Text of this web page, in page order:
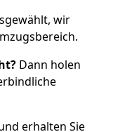
wir
Dann holen
erhalten Sie